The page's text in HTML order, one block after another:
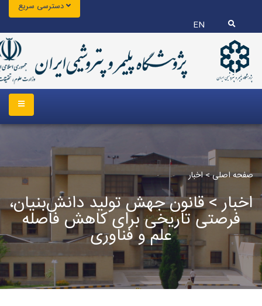
EN
دسترسی سریع
اخبار > قانون جهش تولید دانش‌بنیان،
فرصتی تاریخی برای کاهش فاصله
علم و فناوری
صفحه اصلی>اخبار